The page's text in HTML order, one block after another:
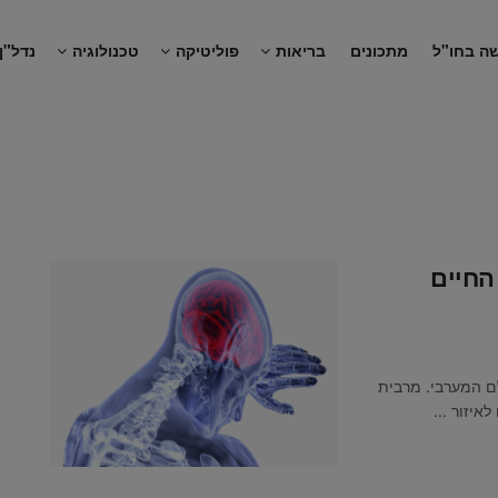
בחו"ל מתכונים בריאות פוליטיקה טכנולוגיה נדל"ן
המערבי. מרבית
...